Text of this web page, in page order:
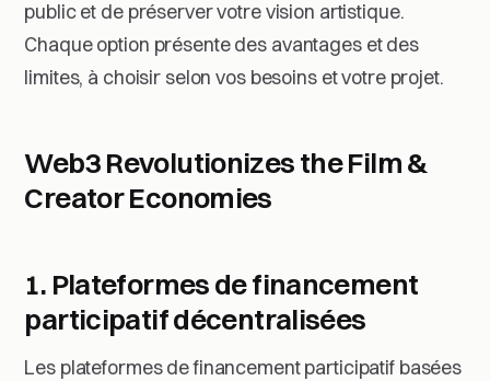
public et de préserver votre vision artistique.
Chaque option présente des avantages et des
limites, à choisir selon vos besoins et votre projet.
Web3 Revolutionizes the Film &
Creator Economies
1. Plateformes de financement
participatif décentralisées
Les plateformes de financement participatif basées